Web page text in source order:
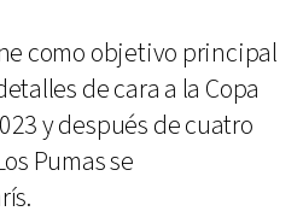
como objetivo principal
de cara a la Copa
y después de cuatro
Pumas se